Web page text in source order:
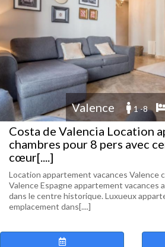
Valence 1 -8
Costa de Valencia Location
chambres pour 8 pers avec
cœur[....]
Location appartement vacances Valence
Valence Espagne appartement vacances
dans le centre historique. Luxueux
emplacement dans[....]